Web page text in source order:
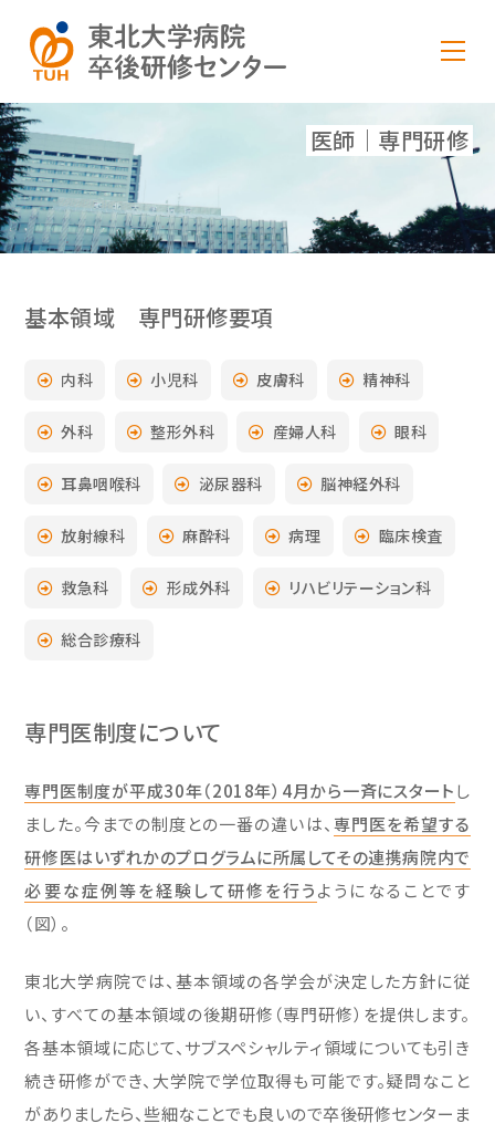
医師｜専門研修
基本領域 専門研修要項
内科 小児科 皮膚科 精神科
外科 整形外科 産婦人科 眼科
耳鼻咽喉科 泌尿器科 脳神経外科
放射線科 麻酔科 病理 臨床検査
救急科 形成外科 リハビリテーション科
総合診療科
専門医制度について
専門医制度が平成30年（2018年）4月から一斉にスタートし
ました。今までの制度との一番の違いは、 専門医を希望する
研修医はいずれかのプログラムに所属してその連携病院内で
必要な症例等を経験して研修を行うようになることです
（図）。
東北大学病院では、基本領域の各学会が決定した方針に従
い、すべての基本領域の後期研修（専門研修）を提供します。
各基本領域に応じて、サブスペシャルティ領域についても引き
続き研修ができ、大学院で学位取得も可能です。疑問なこと
がありましたら、些細なことでも良いので卒後研修センターま